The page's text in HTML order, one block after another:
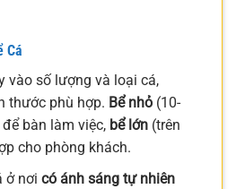
Cá
vào số lượng và loại cá,
thước phù hợp. Bể nhỏ(10-
bàn làm việc, bể lớn(trên
cho phòng khách.
ở nơi có ánh sáng tự nhiên